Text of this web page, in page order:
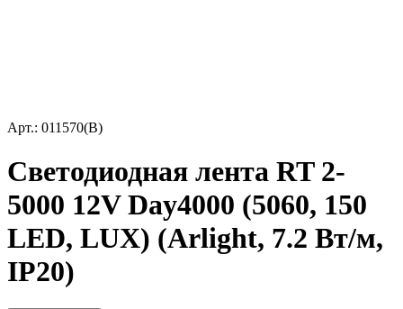
Арт.: 011570(B)
Светодиодная лента RT 2-
5000 12V Day4000 (5060, 150
LED, LUX) (Arlight, 7.2 Вт/м,
IP20)